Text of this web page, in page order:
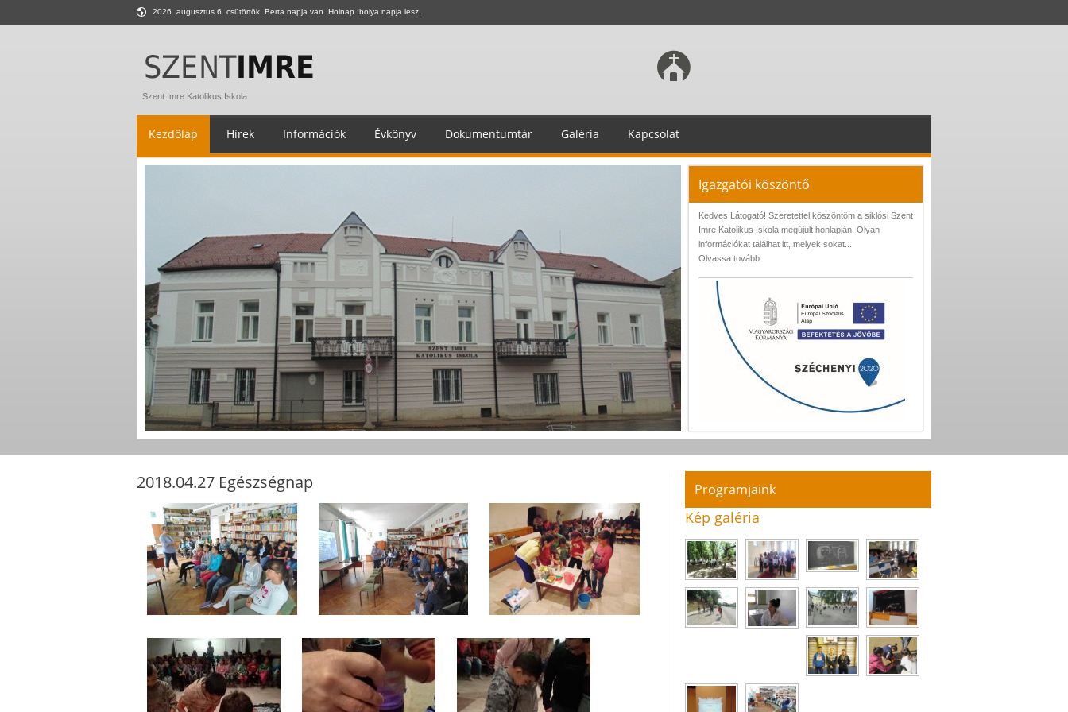
2026. augusztus 6. csütörtök, Berta napja van. Holnap Ibolya napja lesz.
Szent Imre Katolikus Iskola
Kezdőlap Hírek Információk Évkönyv Dokumentumtár Galéria Kapcsolat
Igazgatói köszöntő
Kedves Látogató! Szeretettel köszöntöm a siklósi Szent
Imre Katolikus Iskola megújult honlapján. Olyan
információkat találhat itt, melyek sokat...
Olvassa tovább
2018.04.27 Egészségnap Programjaink
Kép galéria